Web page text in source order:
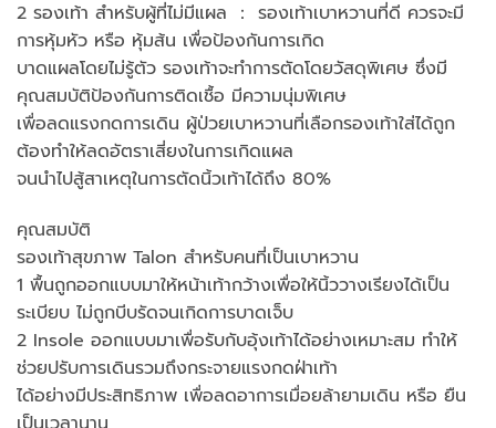
2 รองเท้า สำหรับผู้ที่ไม่มีแผล ： รองเท้าเบาหวานที่ดี ควรจะมี
การหุ้มหัว หรือ หุ้มส้น เพื่อป้องกันการเกิด
บาดแผลโดยไม่รู้ตัว รองเท้าจะทำการตัดโดยวัสดุพิเศษ ซึ่งมี
คุณสมบัติป้องกันการติดเชื้อ มีความนุ่มพิเศษ
เพื่อลดแรงกดการเดิน ผู้ป่วยเบาหวานที่เลือกรองเท้าใส่ได้ถูก
ต้องทำให้ลดอัตราเสี่ยงในการเกิดแผล
จนนำไปสู้สาเหตุในการตัดนิ้วเท้าได้ถึง 80%
คุณสมบัติ
รองเท้าสุขภาพ Talon สำหรับคนที่เป็นเบาหวาน
1 พื้นถูกออกแบบมาให้หน้าเท้ากว้างเพื่อให้นิ้ววางเรียงได้เป็น
ระเบียบ ไม่ถูกบีบรัดจนเกิดการบาดเจ็บ
2 Insole ออกแบบมาเพื่อรับกับอุ้งเท้าได้อย่างเหมาะสม ทำให้
ช่วยปรับการเดินรวมถึงกระจายแรงกดฝ่าเท้า
ได้อย่างมีประสิทธิภาพ เพื่อลดอาการเมื่อยล้ายามเดิน หรือ ยืน